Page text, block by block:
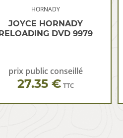
HORNADY
JOYCE HORNADY
RELOADING DVD 9979
prix public conseillé
27.35 € TTC